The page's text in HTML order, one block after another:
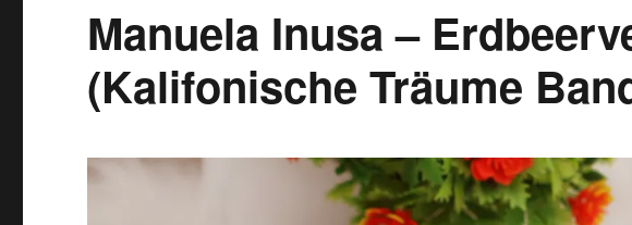
Manuela Inusa –
(Kalifonische Träume